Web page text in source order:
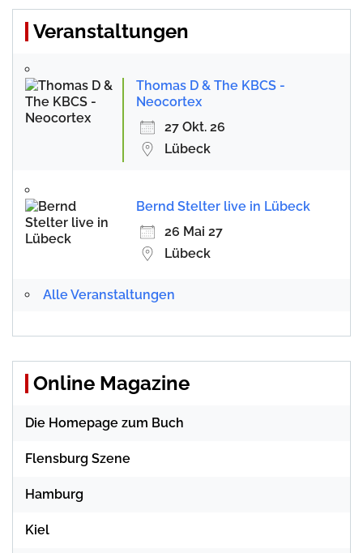
Veranstaltungen
Thomas D & The KBCS -
Neocortex
27 Okt. 26
Lübeck
Bernd Stelter live in Lübeck
26 Mai 27
Lübeck
Alle Veranstaltungen
Online Magazine
Die Homepage zum Buch
Flensburg Szene
Hamburg
Kiel